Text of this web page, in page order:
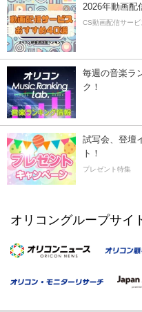
2026年動画配
CS動画配信サービ
毎週の音楽ラ
ク！
試写会、登壇
ト！
プレゼント特集
オリコングループサイ